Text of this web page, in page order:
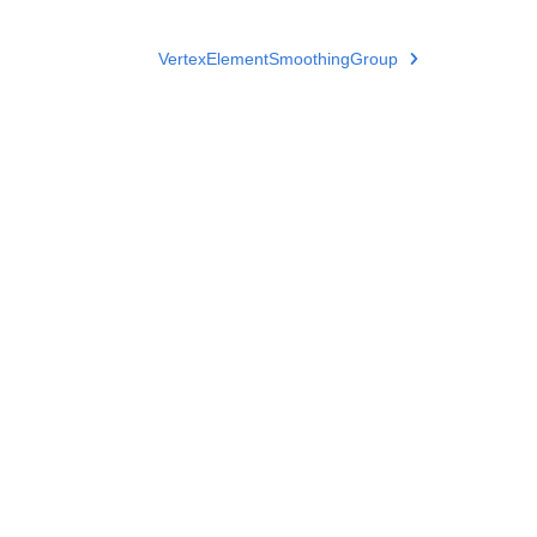
VertexElementSmoothingGroup